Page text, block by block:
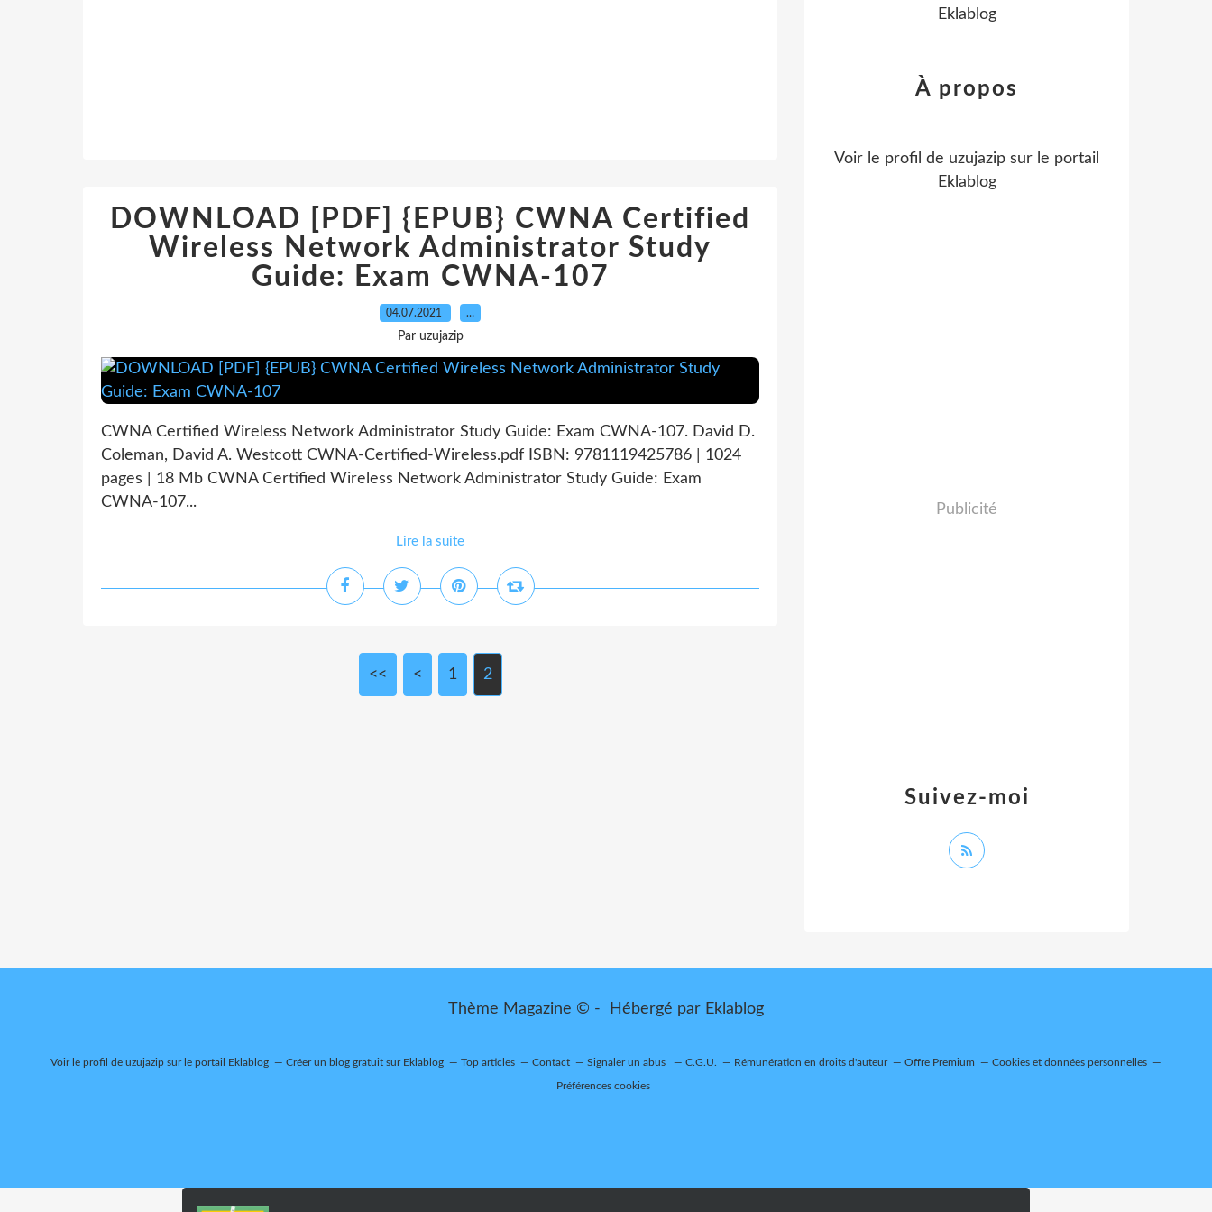
DOWNLOAD [PDF] {EPUB} CWNA Certified
Wireless Network Administrator Study
Guide: Exam CWNA-107
04.07.2021 …
Par uzujazip
CWNA Certified Wireless Network Administrator Study Guide: Exam CWNA-107. David D.
Coleman, David A. Westcott CWNA-Certified-Wireless.pdf ISBN: 9781119425786 | 1024
pages | 18 Mb CWNA Certified Wireless Network Administrator Study Guide: Exam
CWNA-107...
Lire la suite
<< < 1 2
Eklablog
Suivez-moi
À propos
Voir le profil de uzujazip sur le portail
Eklablog
Publicité
Thème Magazine © - Hébergé par Eklablog
Voir le profil de uzujazip sur le portail Eklablog Créer un blog gratuit sur Eklablog Top articles Contact Signaler un abus C.G.U. Rémunération en droits d'auteur Offre Premium Cookies et données personnelles
Préférences cookies